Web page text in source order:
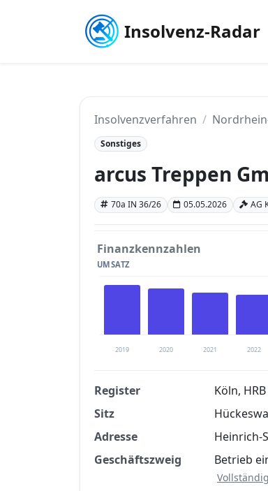
Insolvenz-Radar
Insolvenzverfahren
Sonstiges
arcus Treppen
70a IN 36/26 05.05.2026 AG
Finanzkennzahlen
UMSATZ
2019 2020 2021 2022
Finanzkennzahlen nach
Jetzt
Register
Köln,
Sitz
Adresse
Heinrich-
Geschäftszweig
Betrieb